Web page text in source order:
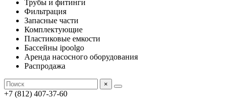
Трубы и фитинги
Фильтрация
Запасные части
Комплектующие
Пластиковые емкости
Бассейны ipoolgo
Аренда насосного оборудования
Распродажа
×
+7 (812) 407-37-60